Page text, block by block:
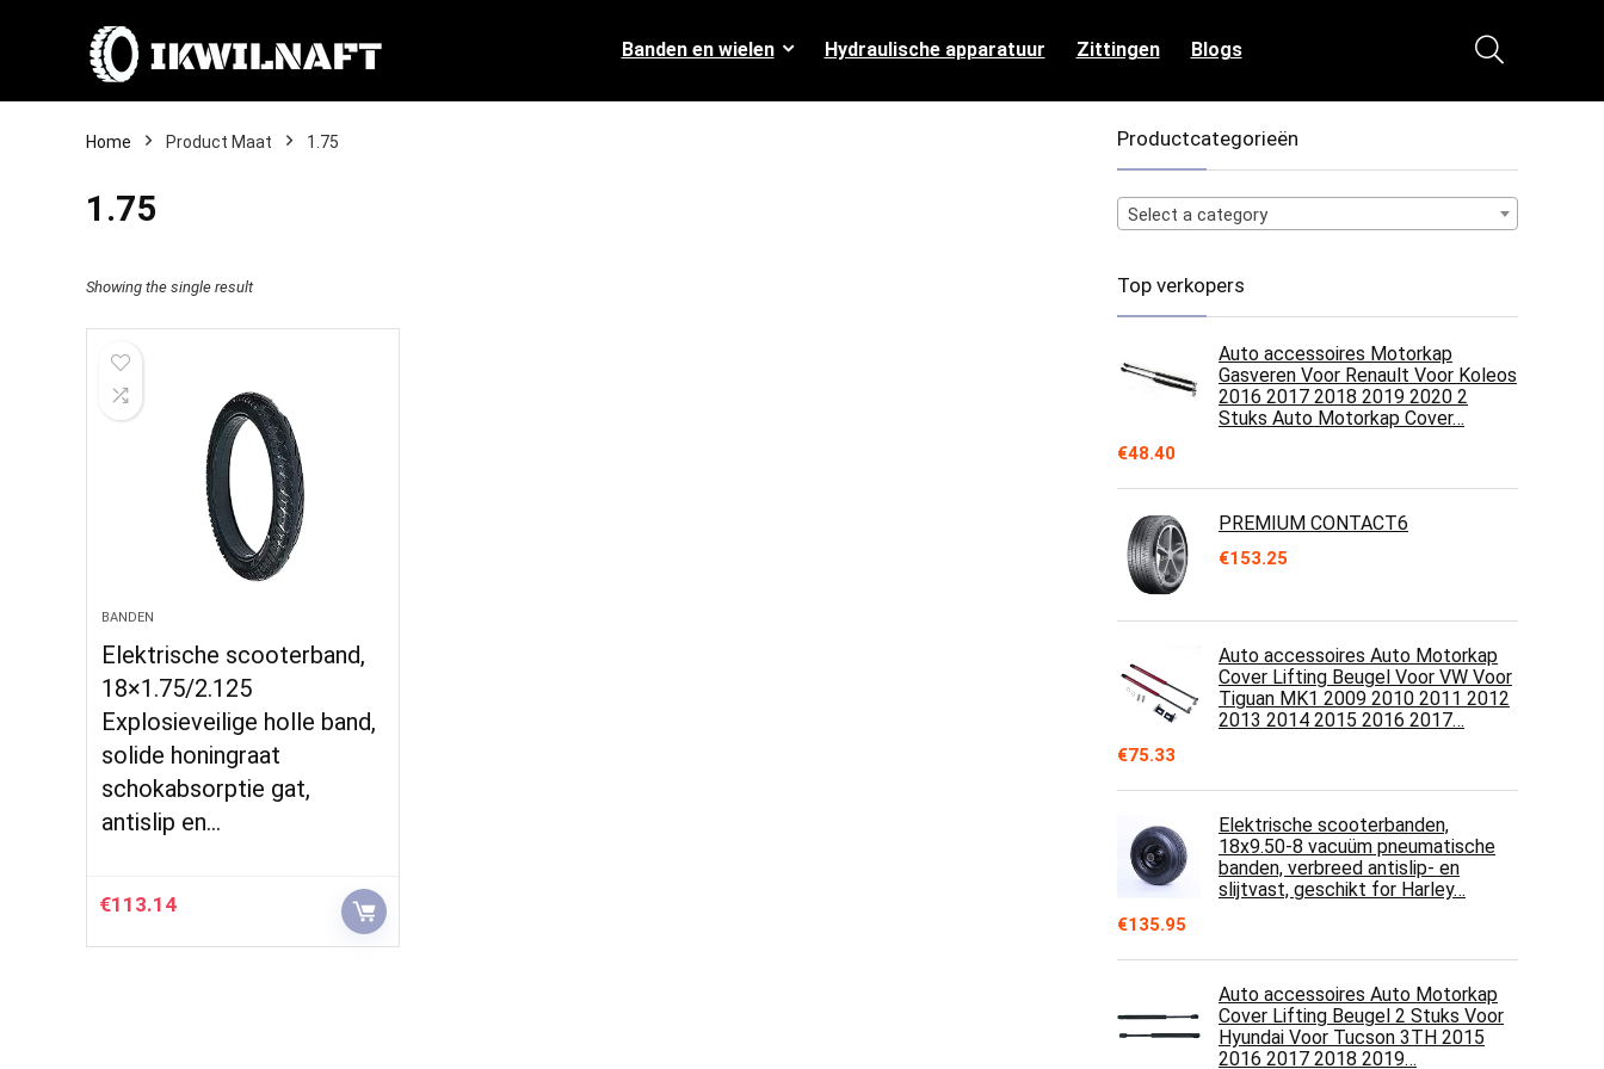
Banden en wielen Hydraulische apparatuur Zittingen Blogs
Home Product Maat 1.75
1.75
Showing the single result
BANDEN
Elektrische scooterband,
18×1.75/2.125
Explosieveilige holle band,
solide honingraat
schokabsorptie gat,
antislip en…
€113.14
Productcategorieën
Select a category
Top verkopers
Auto accessoires Motorkap
Gasveren Voor Renault Voor Koleos
2016 2017 2018 2019 2020 2
Stuks Auto Motorkap Cover…
€48.40
PREMIUM CONTACT6
€153.25
Auto accessoires Auto Motorkap
Cover Lifting Beugel Voor VW Voor
Tiguan MK1 2009 2010 2011 2012
2013 2014 2015 2016 2017…
€75.33
Elektrische scooterbanden,
18x9.50-8 vacuüm pneumatische
banden, verbreed antislip- en
slijtvast, geschikt for Harley…
€135.95
Auto accessoires Auto Motorkap
Cover Lifting Beugel 2 Stuks Voor
Hyundai Voor Tucson 3TH 2015
2016 2017 2018 2019…